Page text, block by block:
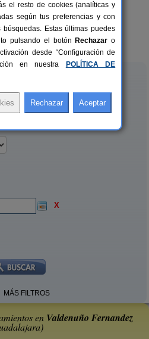
6-160+5 pers.
desde17 €
El Autillo
X
MÁS FILTROS
en Valdenuño Fernandez
el resto de cookies (analíticas y
según tus preferencias y con
Estas últimas puedes
pulsando el botón Rechazar o
desde “Configuración de
en nuestra
POLÍTICA DE